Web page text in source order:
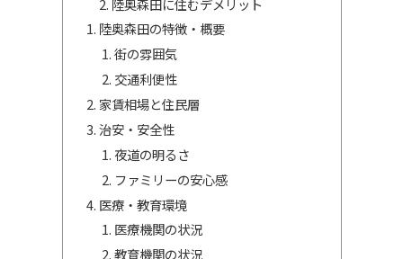
陸奥森田の特徴・概要
街の雰囲気
交通利便性
家賃相場と住民層
治安・安全性
夜道の明るさ
ファミリーの安心感
医療・教育環境
医療機関の状況
教育機関の状況